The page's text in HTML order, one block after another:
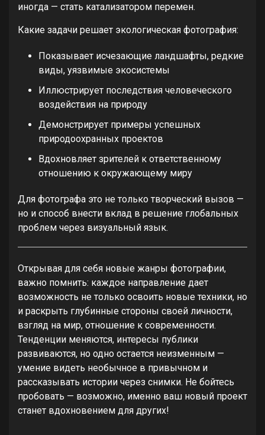
иногда — стать катализатором перемен.
Какие задачи решает экологическая фотография:
Показывает исчезающие ландшафты, редкие
виды, уязвимые экосистемы
Иллюстрирует последствия человеческого
воздействия на природу
Демонстрирует примеры успешных
природоохранных проектов
Вдохновляет зрителей к ответственному
отношению к окружающему миру
Для фотографа это не только творческий вызов —
но и способ внести вклад в решение глобальных
проблем через визуальный язык.
Открывая для себя новые жанры фотографии,
важно помнить: каждое направление дает
возможность не только освоить новые техники, но
и раскрыть глубинные стороны своей личности,
взгляд на мир, отношение к современности.
Тенденции меняются, интересы публики
развиваются, но одно остается неизменным —
умение видеть необычное в привычном и
рассказывать истории через снимки. Не бойтесь
пробовать — возможно, именно ваш новый проект
станет вдохновением для других!